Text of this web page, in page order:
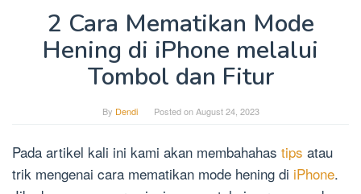
2 Cara Mematikan Mode
Hening di iPhone melalui
Tombol dan Fitur
By Dendi Posted onAugust 24, 2023
Pada artikel kali ini kami akan membahahas tips atau
trik mengenai cara mematikan mode hening di iPhone.